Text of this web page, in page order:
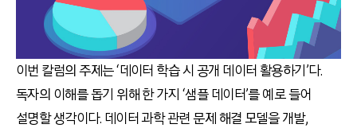
이번 칼럼의 주제는 ‘데이터 학습 시 공개 데이터 활용하기’다.
독자의 이해를 돕기 위해 한 가지 ‘샘플 데이터’를 예로 들어
설명할 생각이다. 데이터 과학 관련 문제 해결 모델을 개발,